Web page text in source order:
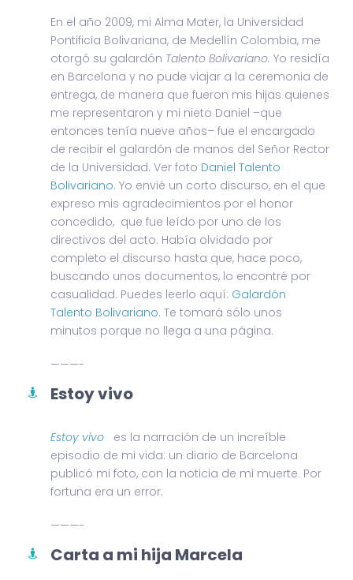
En el año 2009, mi Alma Mater, la Universidad
Pontificia Bolivariana, de Medellín Colombia, me
otorgó su galardón Talento Bolivariano. Yo residía
en Barcelona y no pude viajar a la ceremonia de
entrega, de manera que fueron mis hijas quienes
me representaron y mi nieto Daniel –que
entonces tenía nueve años– fue el encargado
de recibir el galardón de manos del Señor Rector
de la Universidad. Ver foto Daniel Talento
Bolivariano. Yo envié un corto discurso, en el que
expreso mis agradecimientos por el honor
concedido, que fue leído por uno de los
directivos del acto. Había olvidado por
completo el discurso hasta que, hace poco,
buscando unos documentos, lo encontré por
casualidad. Puedes leerlo aquí: Galardón
Talento Bolivariano. Te tomará sólo unos
minutos porque no llega a una página.
———-
Estoy vivo
Estoy vivoes la narración de un increíble
episodio de mi vida: un diario de Barcelona
publicó mi foto, con la noticia de mi muerte. Por
fortuna era un error.
———-
Carta a mi hija Marcela